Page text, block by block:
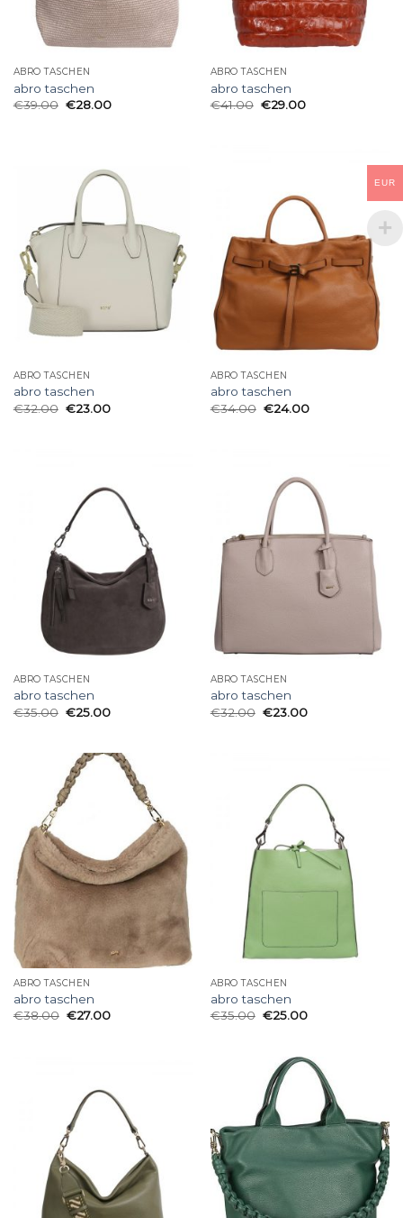
ABRO TASCHEN
abro taschen
€39.00 €28.00
ABRO TASCHEN
abro taschen
€41.00 €29.00
ABRO TASCHEN
abro taschen
€32.00 €23.00
ABRO TASCHEN
abro taschen
€34.00 €24.00
ABRO TASCHEN
abro taschen
€35.00 €25.00
ABRO TASCHEN
abro taschen
€32.00 €23.00
ABRO TASCHEN
abro taschen
€38.00 €27.00
ABRO TASCHEN
abro taschen
€35.00 €25.00
EUR